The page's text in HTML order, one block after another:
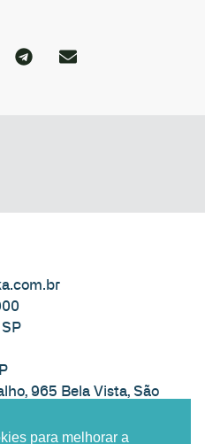
965 Bela Vista, São
para melhorar a